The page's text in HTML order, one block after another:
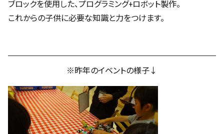
ブロックを使用した、プログラミング+ロボット製作。
これからの子供に必要な知識と力をつけます。
※昨年のイベントの様子↓